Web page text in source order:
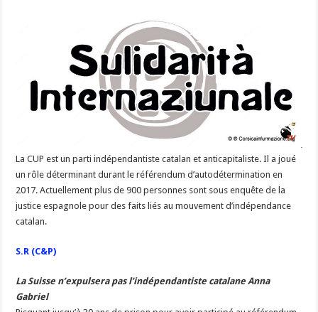
La CUP est un parti indépendantiste catalan et anticapitaliste. Il a joué
un rôle déterminant durant le référendum d’autodétermination en
2017. Actuellement plus de 900 personnes sont sous enquête de la
justice espagnole pour des faits liés au mouvement d’indépendance
catalan.
S.R (C&P)
La Suisse n’expulsera pas l’indépendantiste catalane Anna
Gabriel